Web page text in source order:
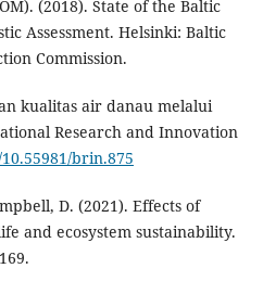
(2018). State of the Baltic
Assessment. Helsinki: Baltic
Commission.
kualitas air danau melalui
Research and Innovation
brin.875
D. (2021). Effects of
and ecosystem sustainability.